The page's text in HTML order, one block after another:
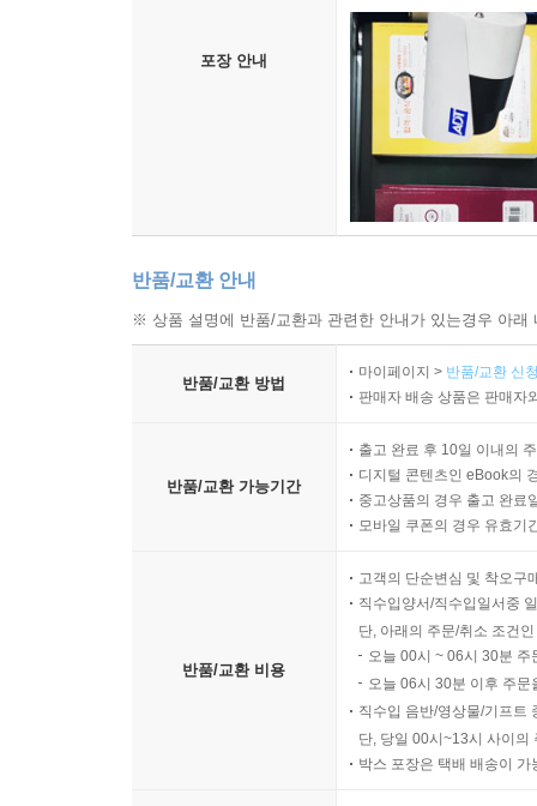
포장 안내
반품/교환 안내
※ 상품 설명에 반품/교환과 관련한 안내가 있는경우 아
반품/교환 방법
마이페이지 > 반품/교환 신
판매자 배송 상품은 판매자
반품/교환 가능기간
출고 완료 후 10일 이내의
디지털 콘텐츠인 eBook의
중고상품의 경우 출고 완료
모바일 쿠폰의 경우 유효기
반품/교환 비용
고객의 단순변심 및 착오구
직수입양서/직수입일서중
단, 아래의 주문/취소 조건
오늘 00시 ~ 06시 30분
오늘 06시 30분 이후 주
직수입 음반/영상물/기프트
단, 당일 00시~13시 사이의
박스 포장은 택배 배송이